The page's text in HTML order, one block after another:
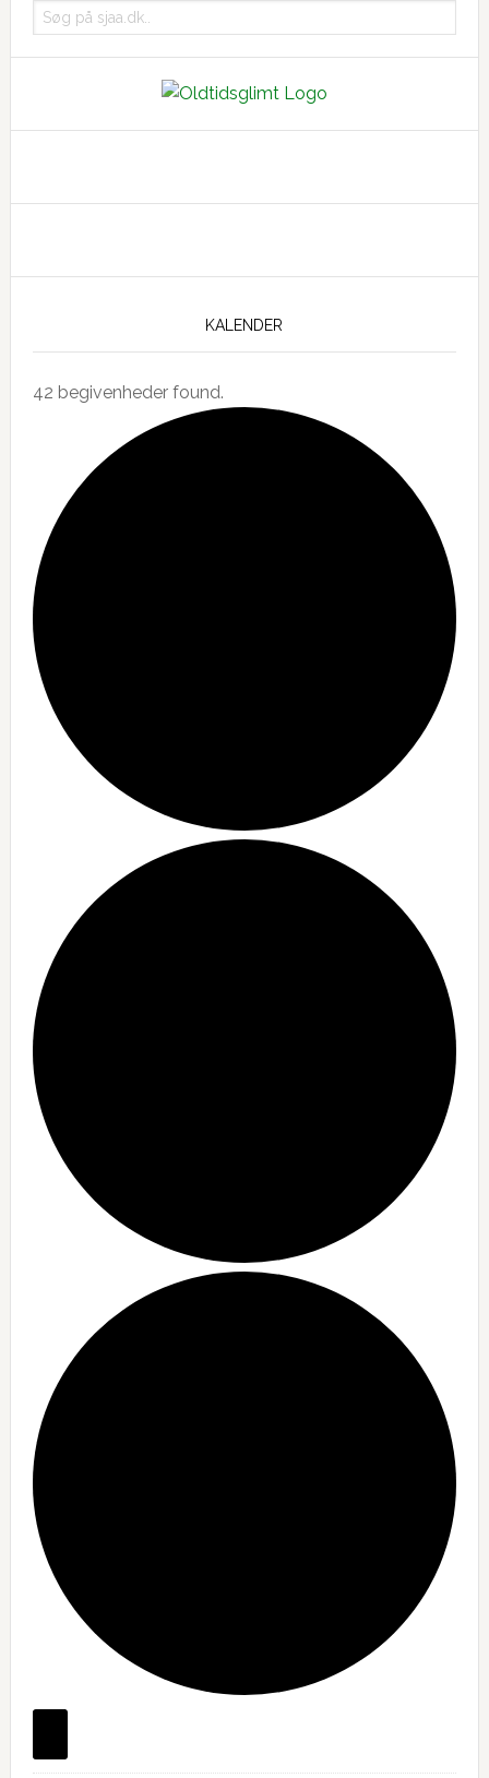
Søg
på
KALENDER
42 begivenheder found.